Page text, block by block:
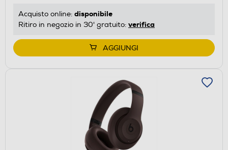
Acquisto online: disponibile
Ritiro in negozio in 30' gratuito: verifica
AGGIUNGI